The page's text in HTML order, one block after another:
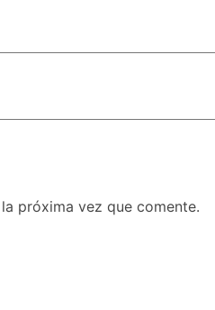
próxima vez que comente.